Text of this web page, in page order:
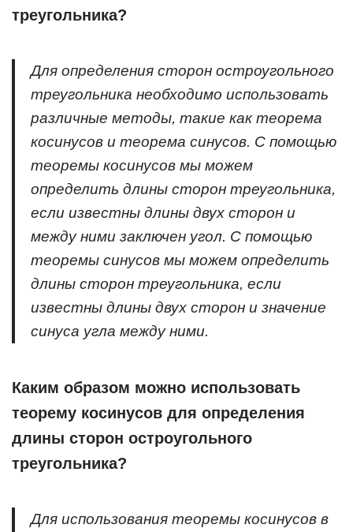
треугольника?
Для определения сторон остроугольного
треугольника необходимо использовать
различные методы, такие как теорема
косинусов и теорема синусов. С помощью
теоремы косинусов мы можем
определить длины сторон треугольника,
если известны длины двух сторон и
между ними заключен угол. С помощью
теоремы синусов мы можем определить
длины сторон треугольника, если
известны длины двух сторон и значение
синуса угла между ними.
Каким образом можно использовать
теорему косинусов для определения
длины сторон остроугольного
треугольника?
Для использования теоремы косинусов в